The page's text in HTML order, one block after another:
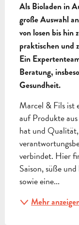
Als Bioladen in
große Auswahl
von losen bis hin
praktischen und
Ein
Beratung,
Gesundheit.
Marcel & Fils ist
auf Produkte aus
hat und Qualität,
verbindet. Hier
Saison, süße
sowie eine...
Mehr